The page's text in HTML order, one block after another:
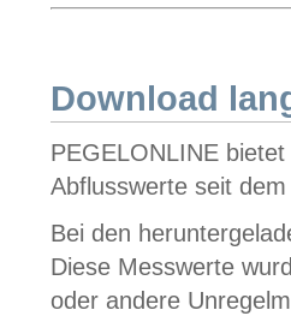
Download
PEGELONLINE
Abflusswerte seit
Bei den
Diese Messwerte
oder andere